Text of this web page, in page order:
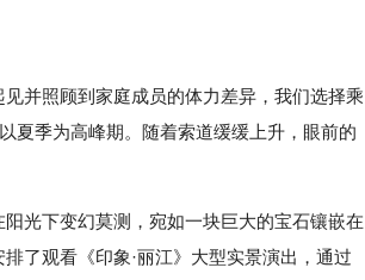
并照顾到家庭成员的体力差异，我们选择乘
夏季为高峰期。随着索道缓缓上升，眼前的
光下变幻莫测，宛如一块巨大的宝石镶嵌在
了观看《印象·丽江》大型实景演出，通过